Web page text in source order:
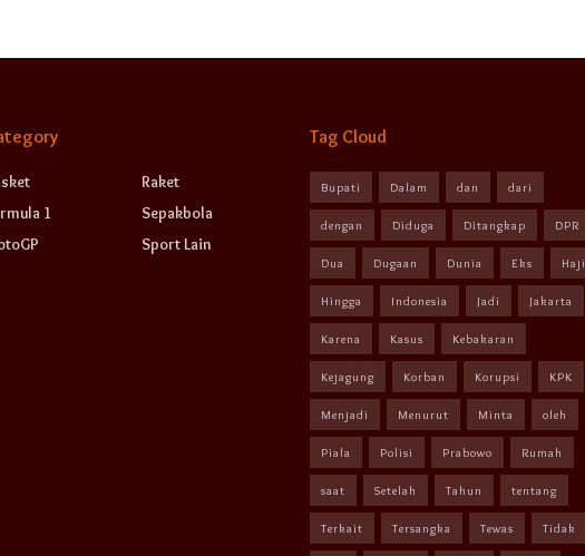
1
Raket
Sepakbola
Sport Lain
Tag Cloud
Bupati Dalam dan dari
dengan Diduga Ditangkap DPR
Dua Dugaan Dunia Eks Haji
Hingga Indonesia Jadi Jakarta
Karena Kasus Kebakaran
Kejagung Korban Korupsi KPK
Menjadi Menurut Minta oleh
Piala Polisi Prabowo Rumah
saat Setelah Tahun tentang
Terkait Tersangka Tewas Tidak